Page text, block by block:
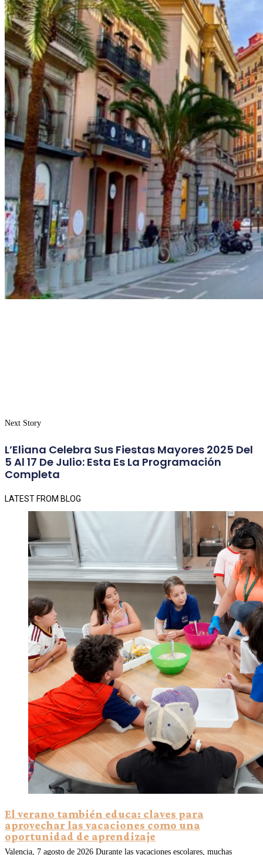
Next Story
L’Eliana Celebra Sus Fiestas Mayores 2025 Del
5 Al 17 De Julio: Esta Es La Programación
Completa
LATEST FROM BLOG
El verano también educa: claves para
aprovechar las vacaciones como una
oportunidad de aprendizaje
Valencia, 7 agosto de 2026 Durante las vacaciones escolares, muchas